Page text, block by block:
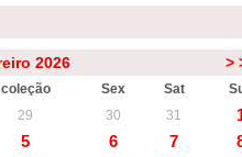
2026 >
coleção Sex Sat
29 30 31
5 6 7